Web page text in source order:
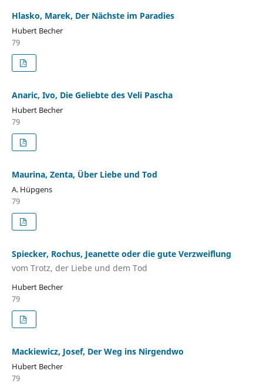
Hlasko, Marek, Der Nächste im Paradies
Hubert Becher
79
Anaric, Ivo, Die Geliebte des Veli Pascha
Hubert Becher
79
Maurina, Zenta, Über Liebe und Tod
A. Hüpgens
79
Spiecker, Rochus, Jeanette oder die gute Verzweiflung
vom Trotz, der Liebe und dem Tod
Hubert Becher
79
Mackiewicz, Josef, Der Weg ins Nirgendwo
Hubert Becher
79